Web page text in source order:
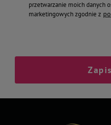
przetwarzanie moich danych
marketingowych zgodnie z